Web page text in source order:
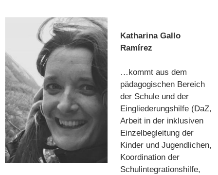
Katharina Gallo
Ramírez
…kommt aus dem
pädagogischen Bereich
der Schule und der
Eingliederungshilfe (DaZ,
Arbeit in der inklusiven
Einzelbegleitung der
Kinder und Jugendlichen,
Koordination der
Schulintegrationshilfe,